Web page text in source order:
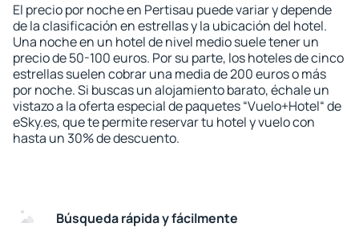
El precio por noche en Pertisau puede variar y depende
de la clasificación en estrellas y la ubicación del hotel.
Una noche en un hotel de nivel medio suele tener un
precio de 50-100 euros. Por su parte, los hoteles de cinco
estrellas suelen cobrar una media de 200 euros o más
por noche. Si buscas un alojamiento barato, échale un
vistazo a la oferta especial de paquetes “Vuelo+Hotel“ de
eSky.es, que te permite reservar tu hotel y vuelo con
hasta un 30% de descuento.
Búsqueda rápida y fácilmente